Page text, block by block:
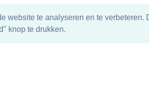
website te analyseren en te
knop te drukken.